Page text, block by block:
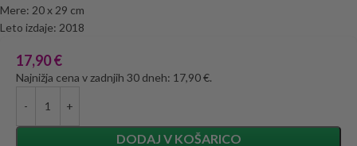
Mere: 20 x 29 cm
Leto izdaje: 2018
17,90€
Najnižja cena v zadnjih 30 dneh: 17,90 €.
DODAJ V KOŠARICO